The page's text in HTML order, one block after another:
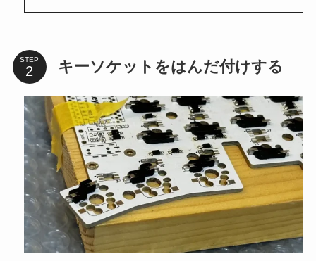
STEP キーソケットをはんだ付けする